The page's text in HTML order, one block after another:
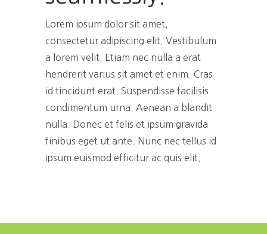
Lorem ipsum dolor sit amet,
consectetur adipiscing elit. Vestibulum
a lorem velit. Etiam nec nulla a erat
hendrerit varius sit amet et enim. Cras
id tincidunt erat. Suspendisse facilisis
condimentum urna. Aenean a blandit
nulla. Donec et felis et ipsum gravida
finibus eget ut ante. Nunc nec tellus id
ipsum euismod efficitur ac quis elit.